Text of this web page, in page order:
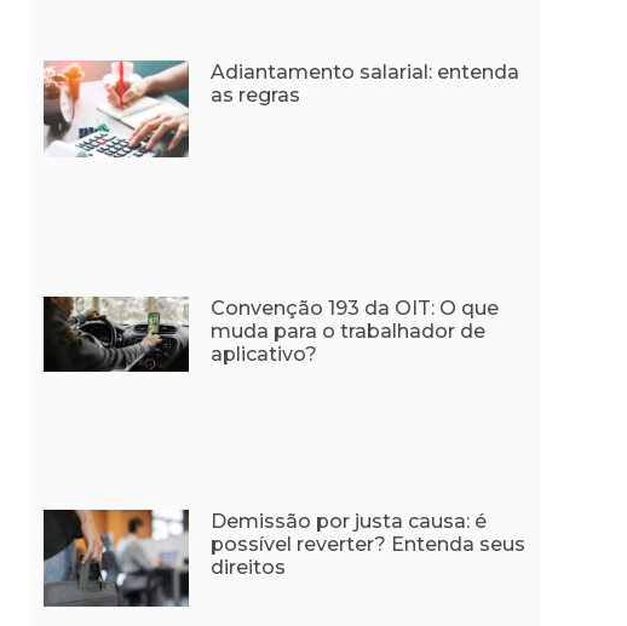
Adiantamento salarial: entenda
as regras
Convenção 193 da OIT: O que
muda para o trabalhador de
aplicativo?
Demissão por justa causa: é
possível reverter? Entenda seus
direitos